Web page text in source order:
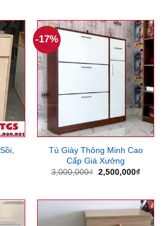
-17%
Tủ Giày Thông Minh Cao
Cấp Giá Xưởng
3,000,000₫ Giá
2,500,000₫Giá